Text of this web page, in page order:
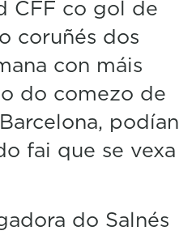
CFF co gol de
coruñés dos
con máis
do comezo de
podían
fai que se vexa
do Salnés